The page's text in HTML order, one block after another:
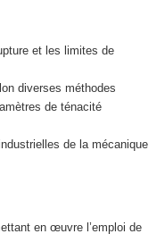
et les limites de
diverses méthodes
de ténacité
de la mécanique
en œuvre l’emploi de